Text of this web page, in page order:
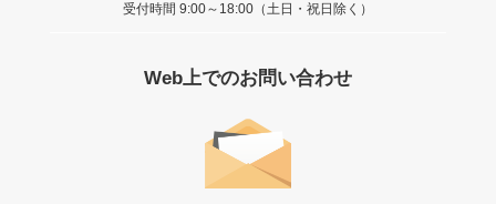
受付時間 9:00～18:00（土日・祝日除く）
Web上でのお問い合わせ